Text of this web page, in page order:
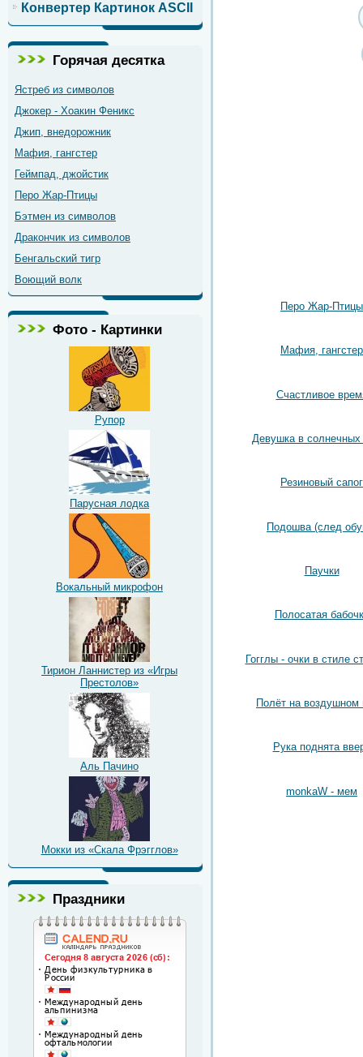
Конвертер Картинок ASCII
Горячая десятка
Ястреб из символов
Джокер - Хоакин Феникс
Джип, внедорожник
Мафия, гангстер
Геймпад, джойстик
Перо Жар-Птицы
Бэтмен из символов
Дракончик из символов
Бенгальский тигр
Воющий волк
Фото - Картинки
Рупор
Парусная лодка
Вокальный микрофон
Тирион Ланнистер из «Игры
Престолов»
Аль Пачино
Мокки из «Скала Фрэгглов»
Праздники
Перо Жар-Птицы
Мафия, гангстер
Счастливое
Девушка в солнечных
Резиновый сапог
Подошва (след
Паучки
Полосатая
Гогглы - очки в стиле
Полёт на воздушном
Рука поднята
monkaW - мем